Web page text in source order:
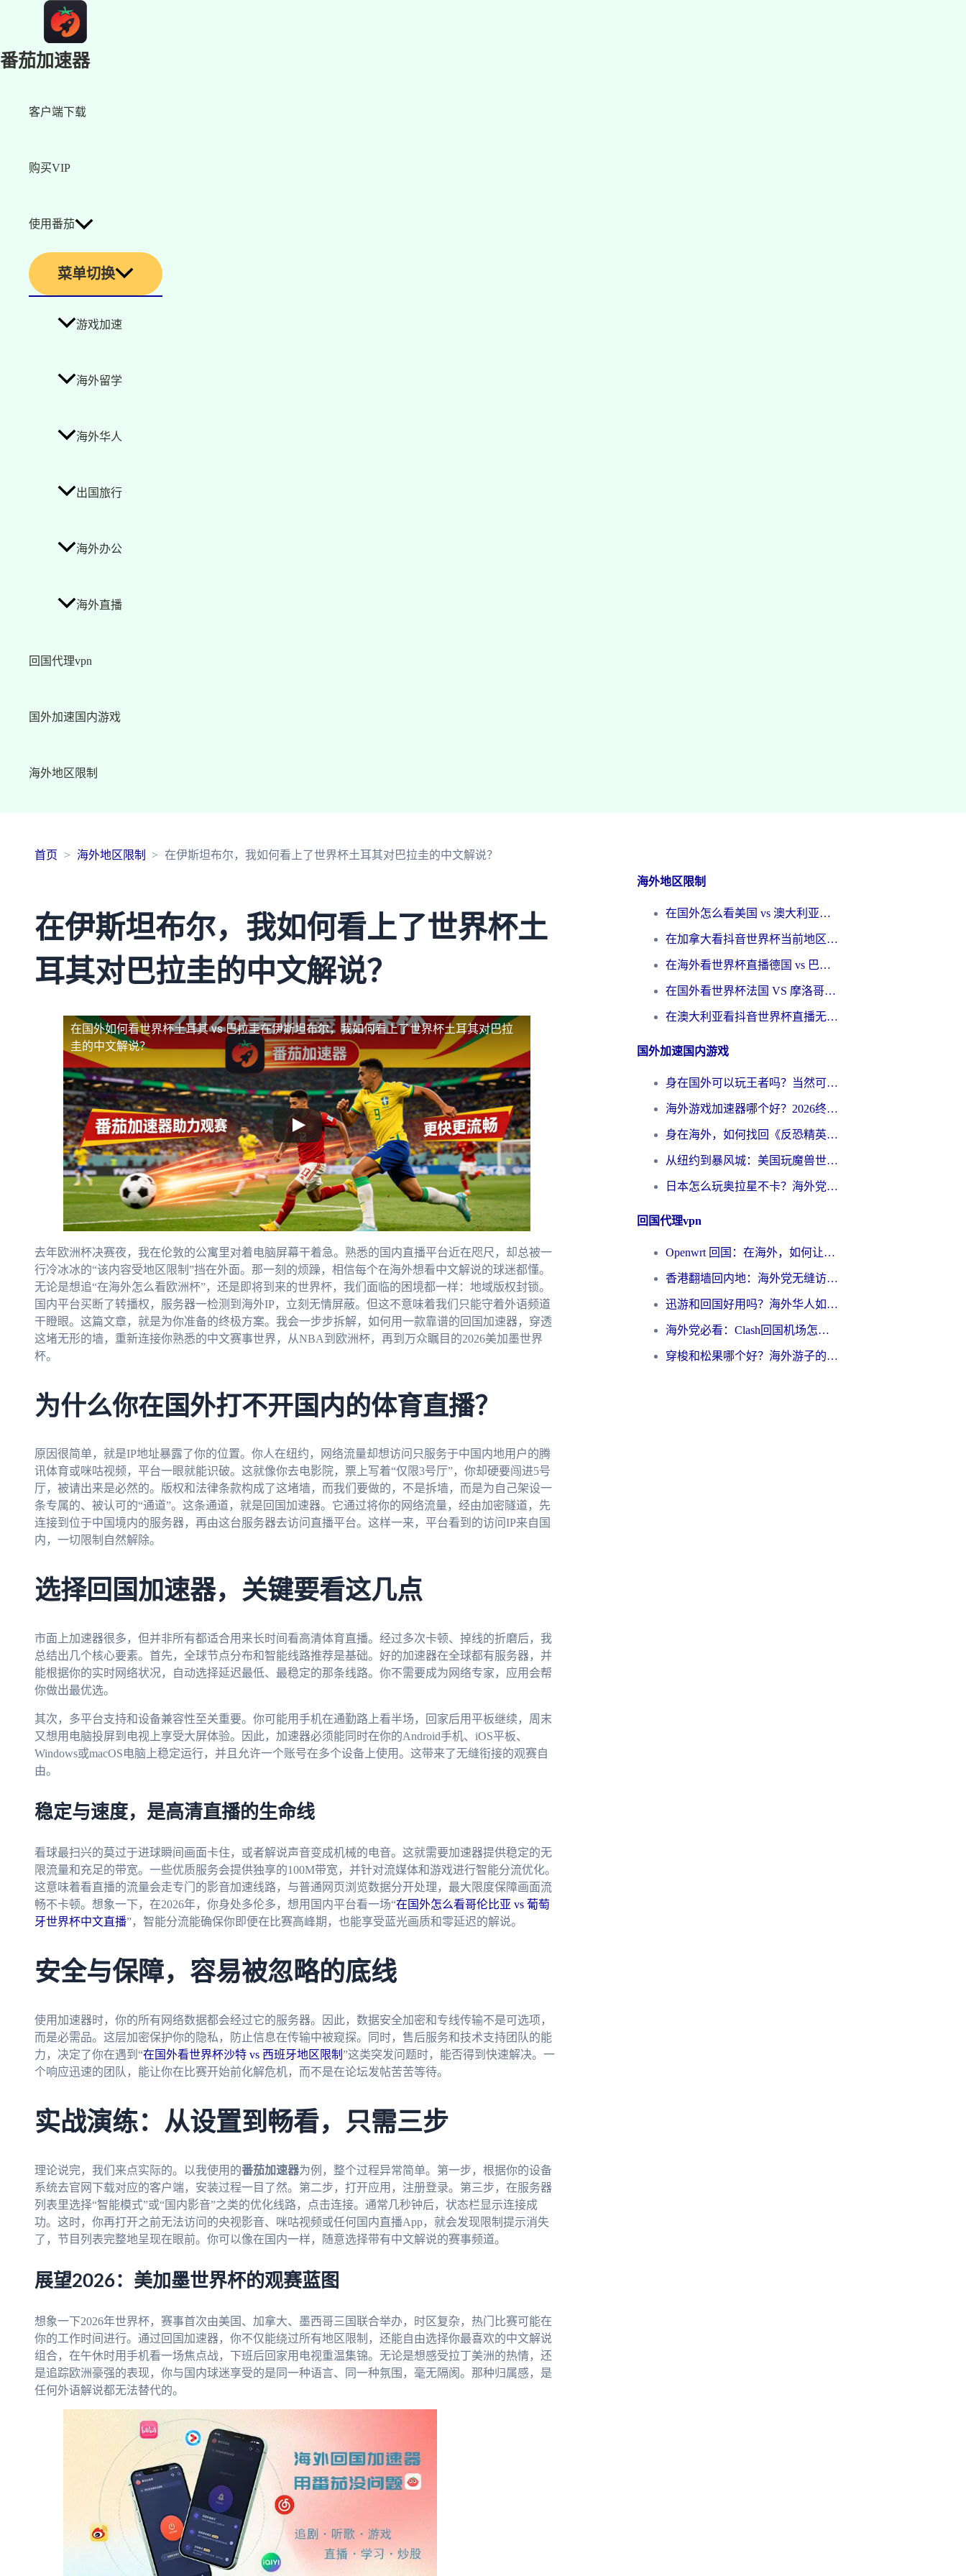
番茄加速器
客户端下载
购买VIP
使用番茄
菜单切换
游戏加速
海外留学
海外华人
出国旅行
海外办公
海外直播
回国代理vpn
国外加速国内游戏
海外地区限制
首页 海外地区限制 在伊斯坦布尔，我如何看上了世界杯土耳其对巴拉圭的中文解说？
在伊斯坦布尔，我如何看上了世界杯土
耳其对巴拉圭的中文解说？
在国外如何看世界杯土耳其 vs 巴拉圭在伊斯坦布尔，我如何看上了世界杯土耳其对巴拉
圭的中文解说？
去年欧洲杯决赛夜，我在伦敦的公寓里对着电脑屏幕干着急。熟悉的国内直播平台近在咫尺，却总被一
行冷冰冰的“该内容受地区限制”挡在外面。那一刻的烦躁，相信每个在海外想看中文解说的球迷都懂。
无论是想追“在海外怎么看欧洲杯”，还是即将到来的世界杯，我们面临的困境都一样：地域版权封锁。
国内平台买断了转播权，服务器一检测到海外IP，立刻无情屏蔽。但这不意味着我们只能守着外语频道
干瞪眼。这篇文章，就是为你准备的终极方案。我会一步步拆解，如何用一款靠谱的回国加速器，穿透
这堵无形的墙，重新连接你熟悉的中文赛事世界，从NBA到欧洲杯，再到万众瞩目的2026美加墨世界
杯。
为什么你在国外打不开国内的体育直播？
原因很简单，就是IP地址暴露了你的位置。你人在纽约，网络流量却想访问只服务于中国内地用户的腾
讯体育或咪咕视频，平台一眼就能识破。这就像你去电影院，票上写着“仅限3号厅”，你却硬要闯进5号
厅，被请出来是必然的。版权和法律条款构成了这堵墙，而我们要做的，不是拆墙，而是为自己架设一
条专属的、被认可的“通道”。这条通道，就是回国加速器。它通过将你的网络流量，经由加密隧道，先
连接到位于中国境内的服务器，再由这台服务器去访问直播平台。这样一来，平台看到的访问IP来自国
内，一切限制自然解除。
选择回国加速器，关键要看这几点
市面上加速器很多，但并非所有都适合用来长时间看高清体育直播。经过多次卡顿、掉线的折磨后，我
总结出几个核心要素。首先，全球节点分布和智能线路推荐是基础。好的加速器在全球都有服务器，并
能根据你的实时网络状况，自动选择延迟最低、最稳定的那条线路。你不需要成为网络专家，应用会帮
你做出最优选。
其次，多平台支持和设备兼容性至关重要。你可能用手机在通勤路上看半场，回家后用平板继续，周末
又想用电脑投屏到电视上享受大屏体验。因此，加速器必须能同时在你的Android手机、iOS平板、
Windows或macOS电脑上稳定运行，并且允许一个账号在多个设备上使用。这带来了无缝衔接的观赛自
由。
稳定与速度，是高清直播的生命线
看球最扫兴的莫过于进球瞬间画面卡住，或者解说声音变成机械的电音。这就需要加速器提供稳定的无
限流量和充足的带宽。一些优质服务会提供独享的100M带宽，并针对流媒体和游戏进行智能分流优化。
这意味着看直播的流量会走专门的影音加速线路，与普通网页浏览数据分开处理，最大限度保障画面流
畅不卡顿。想象一下，在2026年，你身处多伦多，想用国内平台看一场“在国外怎么看哥伦比亚 vs 葡萄
牙世界杯中文直播”，智能分流能确保你即便在比赛高峰期，也能享受蓝光画质和零延迟的解说。
安全与保障，容易被忽略的底线
使用加速器时，你的所有网络数据都会经过它的服务器。因此，数据安全加密和专线传输不是可选项，
而是必需品。这层加密保护你的隐私，防止信息在传输中被窥探。同时，售后服务和技术支持团队的能
力，决定了你在遇到“在国外看世界杯沙特 vs 西班牙地区限制 ”这类突发问题时，能否得到快速解决。一
个响应迅速的团队，能让你在比赛开始前化解危机，而不是在论坛发帖苦苦等待。
实战演练：从设置到畅看，只需三步
理论说完，我们来点实际的。以我使用的番茄加速器为例，整个过程异常简单。第一步，根据你的设备
系统去官网下载对应的客户端，安装过程一目了然。第二步，打开应用，注册登录。第三步，在服务器
列表里选择“智能模式”或“国内影音”之类的优化线路，点击连接。通常几秒钟后，状态栏显示连接成
功。这时，你再打开之前无法访问的央视影音、咪咕视频或任何国内直播App，就会发现限制提示消失
了，节目列表完整地呈现在眼前。你可以像在国内一样，随意选择带有中文解说的赛事频道。
展望2026：美加墨世界杯的观赛蓝图
想象一下2026年世界杯，赛事首次由美国、加拿大、墨西哥三国联合举办，时区复杂，热门比赛可能在
你的工作时间进行。通过回国加速器，你不仅能绕过所有地区限制，还能自由选择你最喜欢的中文解说
组合，在午休时用手机看一场焦点战，下班后回家用电视重温集锦。无论是想感受拉丁美洲的热情，还
是追踪欧洲豪强的表现，你与国内球迷享受的是同一种语言、同一种氛围，毫无隔阂。那种归属感，是
任何外语解说都无法替代的。
海外地区限制
在国外怎么看美国 vs 澳大利亚世界杯直播？海外党必藏的中文解说观赛指南
在加拿大看抖音世界杯当前地区不可播放？海外党体育观赛终极指南
在海外看世界杯直播德国 vs 巴拉圭当前IP受限制？这篇指南帮你轻松解决地区限制
在国外看世界杯法国 VS 摩洛哥仅限中国大陆？别让地域限制拦下你的欢呼
在澳大利亚看抖音世界杯直播无法播放？海外党体育观赛终极指南来了！
国外加速国内游戏
身在国外可以玩王者吗？当然可以，但你需要这份“加速”指南
海外游戏加速器哪个好？2026终极指南帮你畅玩国服+解决卡顿难题
身在海外，如何找回《反恐精英：全球攻势》国服的丝滑手感？一份给你的终极指南
从纽约到暴风城：美国玩魔兽世界，如何找到你的最佳网络航线
日本怎么玩奥拉星不卡？海外党国服游戏加速器选择全攻略
回国代理vpn
Openwrt 回国：在海外，如何让家的网络触手可及
香港翻墙回内地：海外党无缝访问国内资源的加速器选择全攻略
迅游和回国好用吗？海外华人如何选择靠谱的回国加速器
海外党必看：Clash回国机场怎么选？一篇搞定无缝访问国内资源的全攻略
穿梭和松果哪个好？海外游子的数字归乡路，到底该怎么选